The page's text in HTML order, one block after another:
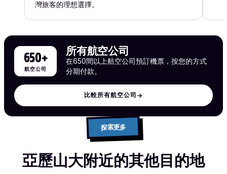
灣旅客的理想選擇。
650+
航空公司
所有航空公司
在650間以上航空公司預訂機票，按您的方式
分期付款。
比較所有航空公司 →
探索更多
亞歷山大附近的其他目的地